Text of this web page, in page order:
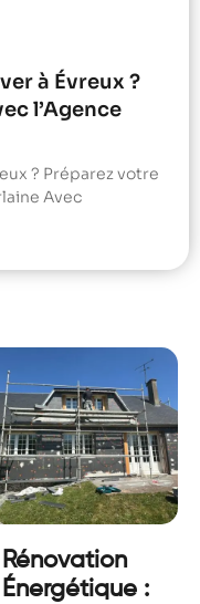
à Évreux ?
l’Agence
? Préparez votre
Avec
Rénovation
Énergétique :